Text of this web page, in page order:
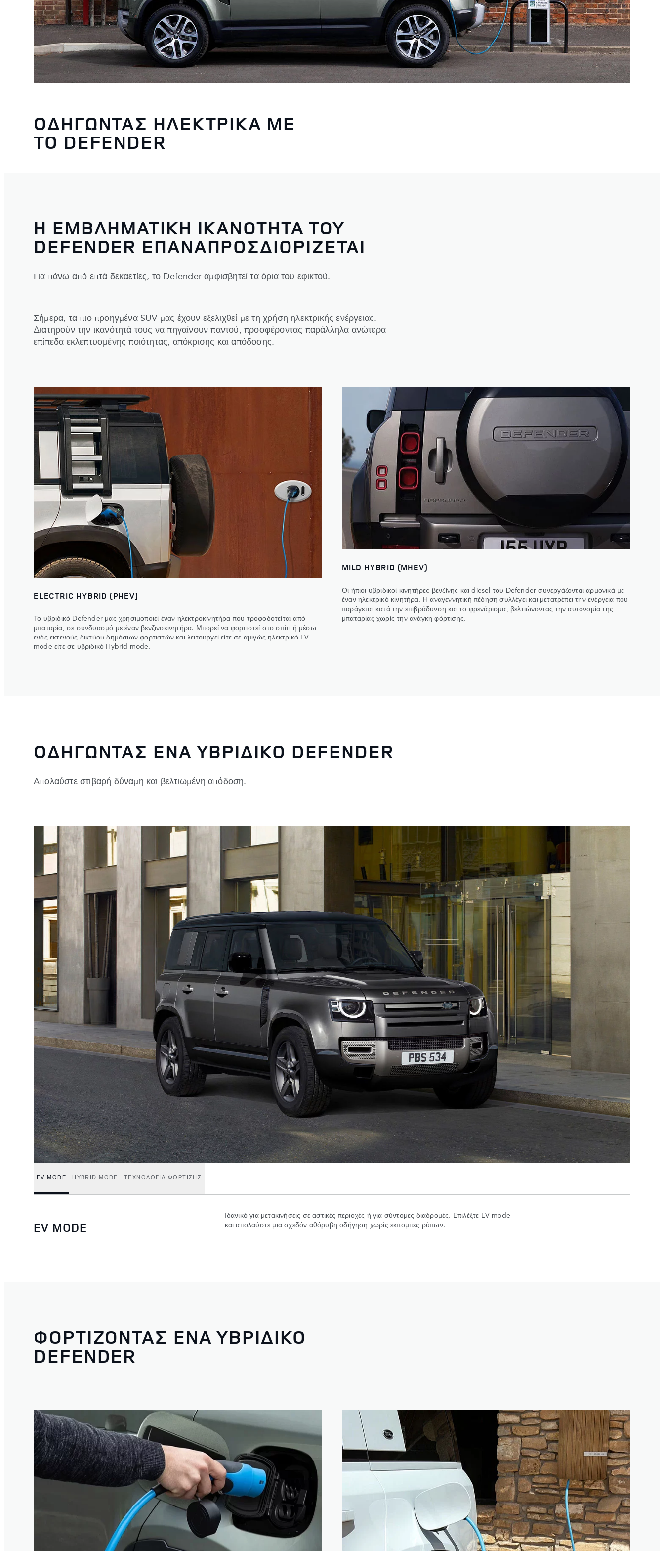
ΟΔΗΓΩΝΤΑΣ ΗΛΕΚΤΡΙΚΑ ΜΕ
ΤΟ DEFENDER
Η ΕΜΒΛΗΜΑΤΙΚΗ ΙΚΑΝΟΤΗΤΑ ΤΟΥ
DEFENDER ΕΠΑΝΑΠΡΟΣΔΙΟΡΙΖΕΤΑΙ
Για πάνω από επτά δεκαετίες, το Defender αμφισβητεί τα όρια του εφικτού.
Σήμερα, τα πιο προηγμένα SUV μας έχουν εξελιχθεί με τη χρήση ηλεκτρικής ενέργειας.
Διατηρούν την ικανότητά τους να πηγαίνουν παντού, προσφέροντας παράλληλα ανώτερα
επίπεδα εκλεπτυσμένης ποιότητας, απόκρισης και απόδοσης.
ELECTRIC HYBRID (PHEV)
Το υβριδικό Defender μας χρησιμοποιεί έναν ηλεκτροκινητήρα που τροφοδοτείται από
μπαταρία, σε συνδυασμό με έναν βενζινοκινητήρα. Μπορεί να φορτιστεί στο σπίτι ή μέσω
ενός εκτενούς δικτύου δημόσιων φορτιστών και λειτουργεί είτε σε αμιγώς ηλεκτρικό EV
mode είτε σε υβριδικό Hybrid mode.
MILD HYBRID (MHEV)
Οι ήπιοι υβριδικοί κινητήρες βενζίνης και diesel του Defender συνεργάζονται αρμονικά με
έναν ηλεκτρικό κινητήρα. Η αναγεννητική πέδηση συλλέγει και μετατρέπει την ενέργεια που
παράγεται κατά την επιβράδυνση και το φρενάρισμα, βελτιώνοντας την αυτονομία της
μπαταρίας χωρίς την ανάγκη φόρτισης.
ΟΔΗΓΩΝΤΑΣ ΈΝΑ ΥΒΡΙΔΙΚΟ DEFENDER
Απολαύστε στιβαρή δύναμη και βελτιωμένη απόδοση.
EV MODE HYBRID MODE ΤΕΧΝΟΛΟΓΙΑ ΦΟΡΤΙΣΗΣ
EV MODE
Ιδανικό για μετακινήσεις σε αστικές περιοχές ή για σύντομες διαδρομές. Επιλέξτε EV mode
και απολαύστε μια σχεδόν αθόρυβη οδήγηση χωρίς εκπομπές ρύπων.
ΦΟΡΤΙΖΟΝΤΑΣ ΈΝΑ ΥΒΡΙΔΙΚΟ
DEFENDER